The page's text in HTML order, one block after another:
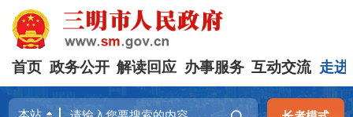
首页 政务公开 解读回应 办事服务 互动交流 走进